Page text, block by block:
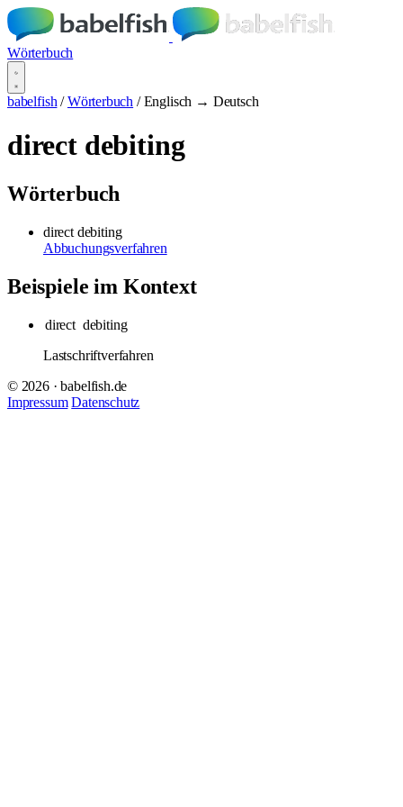
Wörterbuch
babelfish / Wörterbuch / Englisch → Deutsch
direct debiting
Wörterbuch
direct debiting
Abbuchungsverfahren
Beispiele im Kontext
direct debiting
Lastschriftverfahren
© 2026 · babelfish.de
Impressum Datenschutz